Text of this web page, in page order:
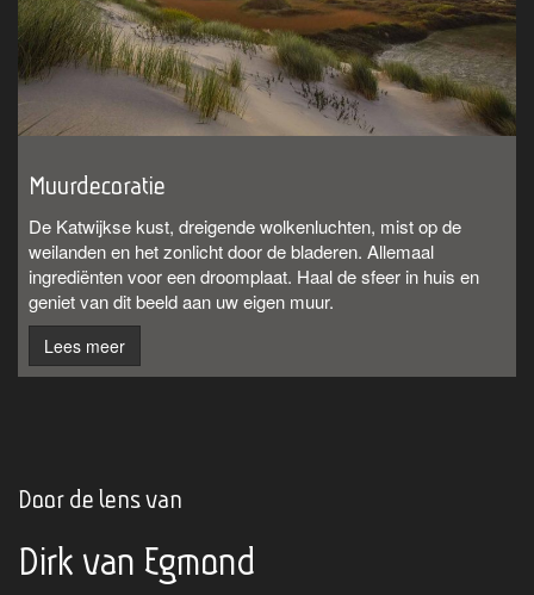
Muurdecoratie
De Katwijkse kust, dreigende wolkenluchten, mist op de
weilanden en het zonlicht door de bladeren. Allemaal
ingrediënten voor een droomplaat. Haal de sfeer in huis en
geniet van dit beeld aan uw eigen muur.
Lees meer
Door de lens van
Dirk van Egmond